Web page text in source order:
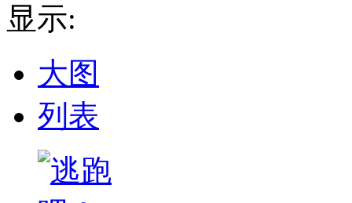
显示:
大图
列表